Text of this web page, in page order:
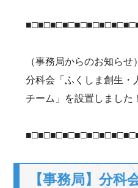
（事務局からのお知らせ）
分科会「ふくしま創生・
チーム」を設置しました！
【事務局】分科